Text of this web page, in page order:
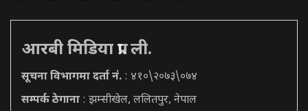
आरबी मिडिया प्रा. ली.
सूचना विभागमा दर्ता नं. : ४१०\२०७३\०७४
सम्पर्क ठेगाना : झम्सीखेल, ललितपुर, नेपाल